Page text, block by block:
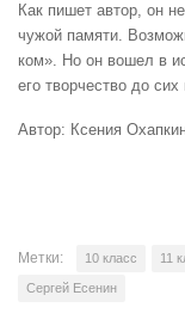
Как пишет автор, он
чужой памяти.
ком». Но он вошел в
его творчество до
Автор: Ксения
Метки: 10 класс 11
Сергей Есенин